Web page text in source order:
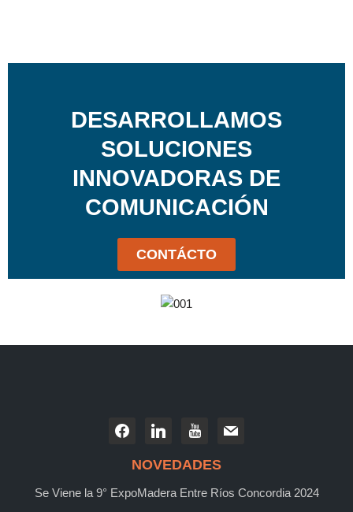
DESARROLLAMOS
SOLUCIONES
INNOVADORAS DE
COMUNICACIÓN
CONTÁCTO
NOVEDADES
Se Viene la 9° ExpoMadera Entre Ríos Concordia 2024